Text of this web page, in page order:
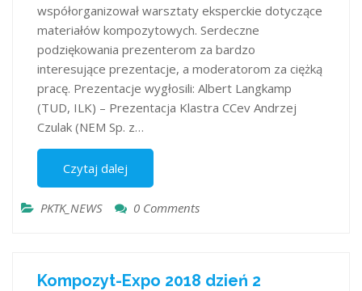
współorganizował warsztaty eksperckie dotyczące
materiałów kompozytowych. Serdeczne
podziękowania prezenterom za bardzo
interesujące prezentacje, a moderatorom za ciężką
pracę. Prezentacje wygłosili: Albert Langkamp
(TUD, ILK) – Prezentacja Klastra CCev Andrzej
Czulak (NEM Sp. z…
Czytaj dalej
PKTK_NEWS 0 Comments
Kompozyt-Expo 2018 dzień 2